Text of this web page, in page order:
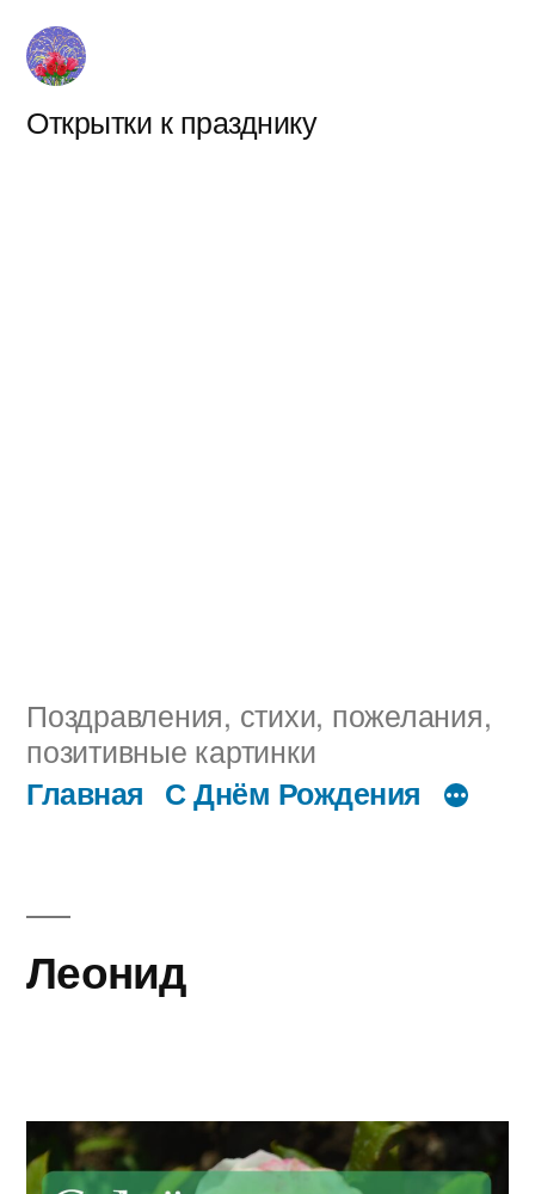
Перейти
содержимому
Открытки к празднику
Поздравления, стихи, пожелания,
позитивные картинки
Главная С Днём Рождения
Леонид